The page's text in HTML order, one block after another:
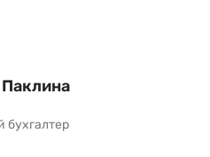
бухгалтер